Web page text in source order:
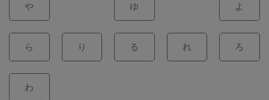
や ゆ よ
ら り る れ ろ
わ